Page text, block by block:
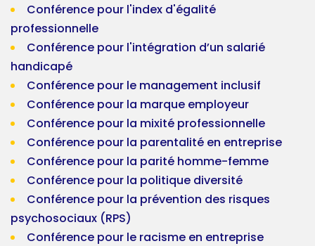
Conférence pour l'index d'égalité
professionnelle
Conférence pour l'intégration d’un salarié
handicapé
Conférence pour le management inclusif
Conférence pour la marque employeur
Conférence pour la mixité professionnelle
Conférence pour la parentalité en entreprise
Conférence pour la parité homme-femme
Conférence pour la politique diversité
Conférence pour la prévention des risques
psychosociaux (RPS)
Conférence pour le racisme en entreprise